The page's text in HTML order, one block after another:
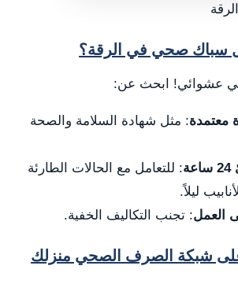
سباك صحي في الرقة؟
عشوائي! ابحث عن:
معتمدة: مثل شهادة السلامة والصحة
: للتعامل مع الحالات الطارئة
ليلاً.
العمل: تجنب التكاليف الخفية.
شبكة الصرف الصحي منزلك